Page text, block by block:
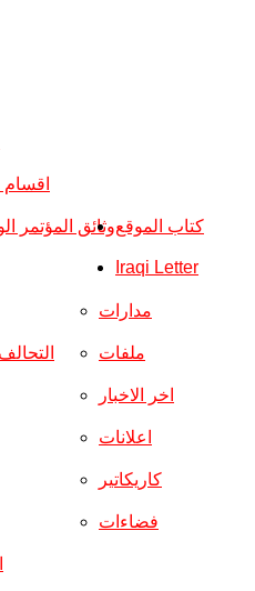
وثائق المؤتمر
اقسام
مدارات
ملفات
اخر الاخبار
اعلانات
كاريكاتير
فضاءات
كتاب الموقع
Iraqi Letter